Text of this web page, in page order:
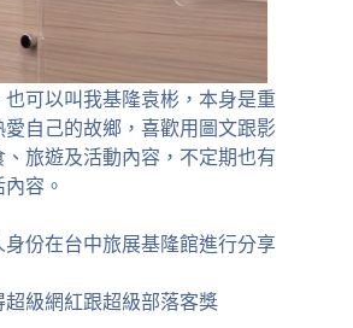
可以叫我基隆袁彬，本身是重
自己的故鄉，喜歡用圖文跟影
旅遊及活動內容，不定期也有
容。
身份在台中旅展基隆館進行分享
超級網紅跟超級部落客獎